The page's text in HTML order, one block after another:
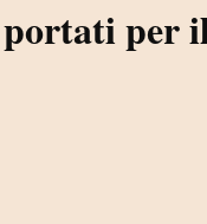
portati per